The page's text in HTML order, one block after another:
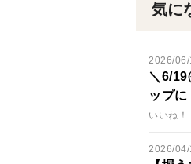
気に
2026/
＼6/
ップに
いいね！
2026/